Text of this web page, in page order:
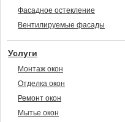
Фасадное остекление
Вентилируемые фасады
Услуги
Монтаж окон
Отделка окон
Ремонт окон
Мытье окон